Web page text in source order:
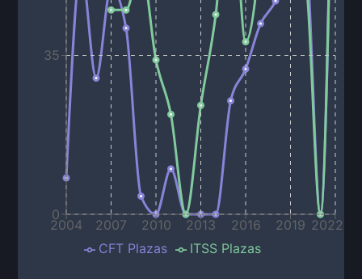
2004 2007 2010 2013 2016 2019 2022
0
35
CFT Plazas ITSS Plazas